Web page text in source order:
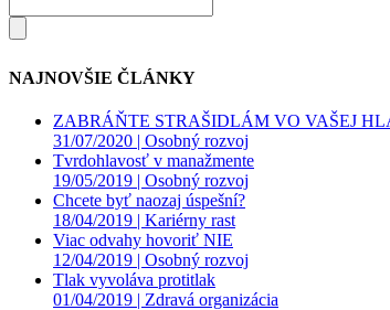
NAJNOVŠIE ČLÁNKY
ZABRÁŇTE STRAŠIDLÁM VO VAŠEJ
31/07/2020 | Osobný rozvoj
Tvrdohlavosť v manažmente
19/05/2019 | Osobný rozvoj
Chcete byť naozaj úspešní?
18/04/2019 | Kariérny rast
Viac odvahy hovoriť NIE
12/04/2019 | Osobný rozvoj
Tlak vyvoláva protitlak
01/04/2019 | Zdravá organizácia